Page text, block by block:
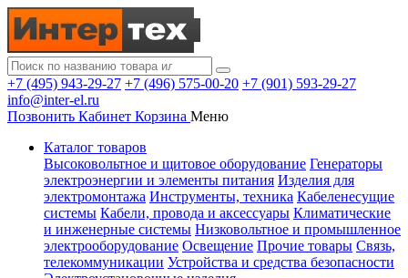
+7 (495) 943-29-27 +7 (496) 575-00-20 +7 (901) 593-29-27
info@inter-el.ru
Позвонить Кабинет Корзина Меню
Каталог товаров
Высоковольтное и щитовое оборудование Генераторы
электроэнергии и элементы питания Изделия для
электромонтажа Инструменты, техника Кабеленесущие
системы Кабели, провода и аксессуары Климатические
и инженерные системы Низковольтное и промышленное
электрооборудование Освещение Прочие товары Связь,
телекоммуникации Устройства и средства безопасности